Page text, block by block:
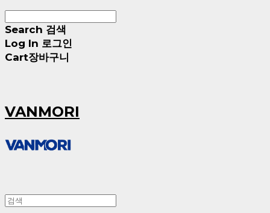
Search 검색
Log In 로그인
Cart장바구니
VANMORI